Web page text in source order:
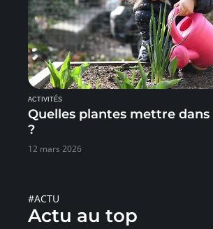
ACTIVITÉS
Quelles plantes mettre dans
?
12 mars 2026
#ACTU
Actu au top